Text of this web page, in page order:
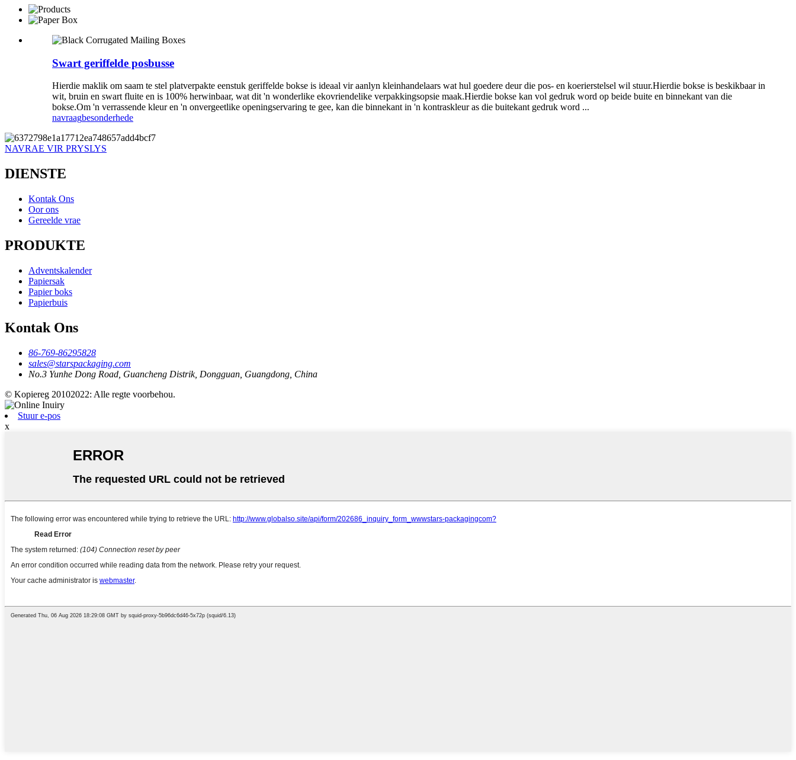
Swart geriffelde posbusse
Hierdie maklik om saam te stel platverpakte eenstuk geriffelde bokse is ideaal vir aanlyn kleinhandelaars wat hul goedere deur die pos- en koerierstelsel wil stuur.Hierdie bokse is beskikbaar in
wit, bruin en swart fluite en is 100% herwinbaar, wat dit 'n wonderlike ekovriendelike verpakkingsopsie maak.Hierdie bokse kan vol gedruk word op beide buite en binnekant van die
bokse.Om 'n verrassende kleur en 'n onvergeetlike openingservaring te gee, kan die binnekant in 'n kontraskleur as die buitekant gedruk word ...
navraagbesonderhede
NAVRAE VIR PRYSLYS
DIENSTE
Kontak Ons
Oor ons
Gereelde vrae
PRODUKTE
Adventskalender
Papiersak
Papier boks
Papierbuis
Kontak Ons
86-769-86295828
sales@starspackaging.com
No.3 Yunhe Dong Road, Guancheng Distrik, Dongguan, Guangdong, China
© Kopiereg 20102022: Alle regte voorbehou.
Stuur e-pos
x